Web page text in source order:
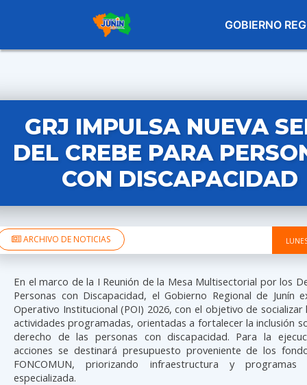
GOBIERNO
GRJ IMPULSA NUEVA
DEL CREBE PARA
CON DISCAPACIDAD
ARCHIVO DE NOTICIAS
En el marco de la I Reunión de la Mesa Multisectorial por los
Personas con Discapacidad, el Gobierno Regional de Junín
Operativo Institucional (POI) 2026, con el objetivo de socializar
actividades programadas, orientadas a fortalecer la inclusión
derecho de las personas con discapacidad. Para la
acciones se destinará presupuesto proveniente de los
FONCOMUN, priorizando infraestructura y
especializada.